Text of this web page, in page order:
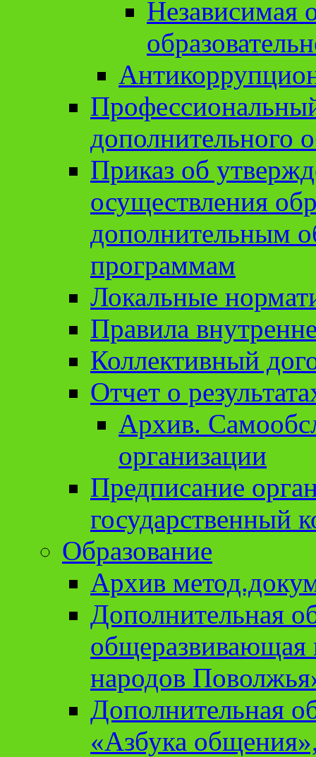
Независимая
дополнительного
Приказ об
осуществления
дополнительным
программам
Локальные
Правила
Коллективный
Отчет о
Архив.
организации
Предписание
государственный
Образование
Архив
Дополнительная
народов
Дополнительная
«Азбука